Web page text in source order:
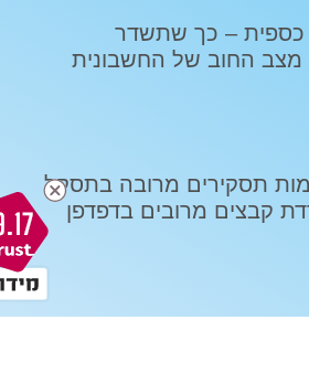
– כך שתשדר
את מצב החוב של החשבונית
תסקירים מרובה בתסקל
קבצים מרובים בדפדפן
9.17